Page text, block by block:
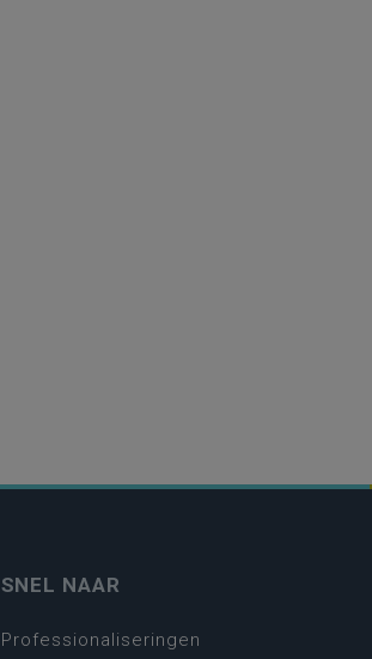
SNEL NAAR
Professionaliseringen